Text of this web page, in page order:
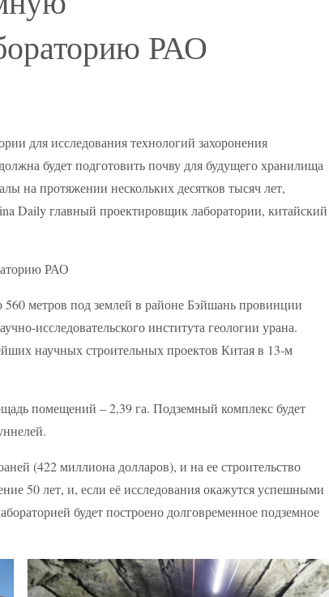
РАО
для исследования технологий захоронения
будет подготовить почву для будущего хранилища
на протяжении нескольких десятков тысяч лет,
Daily главный проектировщик лаборатории, китайский
560 метров под землей в районе Бэйшань провинции
исследовательского института геологии урана.
научных строительных проектов Китая в 13-м
помещений – 2,39 га. Подземный комплекс будет
(422 миллиона долларов), и на ее строительство
50 лет, и, если её исследования окажутся успешными
будет построено долговременное подземное